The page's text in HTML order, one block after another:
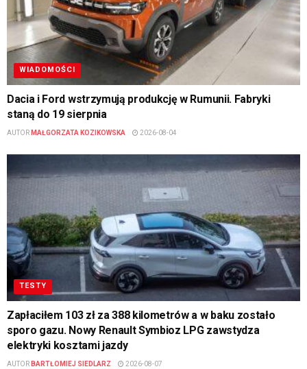
WIADOMOŚCI
Dacia i Ford wstrzymują produkcję w Rumunii. Fabryki
staną do 19 sierpnia
AUTOR MAŁGORZATA KOZIKOWSKA 2026-08-04
TESTY
Zapłaciłem 103 zł za 388 kilometrów a w baku zostało
sporo gazu. Nowy Renault Symbioz LPG zawstydza
elektryki kosztami jazdy
AUTOR BARTŁOMIEJ SIEDLARZ 2026-08-07